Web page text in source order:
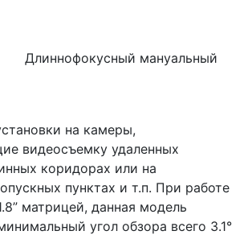
Длиннофокусный мануальный
на камеры,
видеосъемку удаленных
коридорах или на
пунктах и т.п. При работе
матрицей, данная модель
угол обзора всего 3.1°